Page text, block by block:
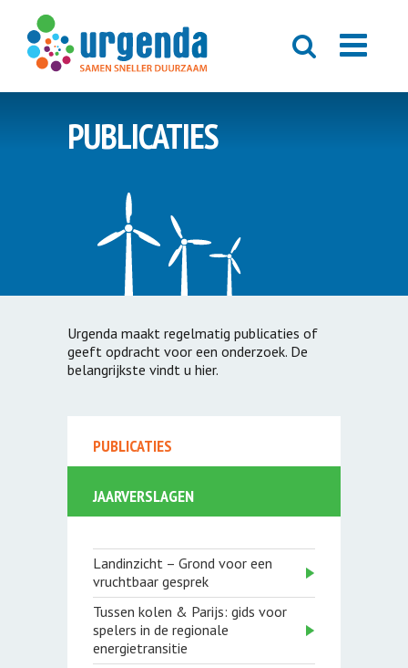
PUBLICATIES
Urgenda maakt regelmatig publicaties of
geeft opdracht voor een onderzoek. De
belangrijkste vindt u hier.
PUBLICATIES
JAARVERSLAGEN
Landinzicht – Grond voor een
vruchtbaar gesprek
Tussen kolen & Parijs: gids voor
spelers in de regionale
energietransitie